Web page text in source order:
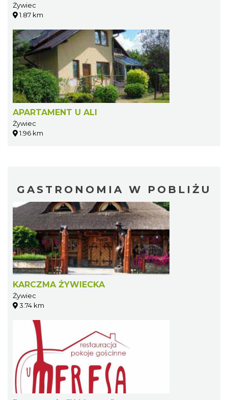
Żywiec
1.87 km
APARTAMENT U ALI
Żywiec
1.96 km
GASTRONOMIA W POBLIŻU
KARCZMA ŻYWIECKA
Żywiec
3.74 km